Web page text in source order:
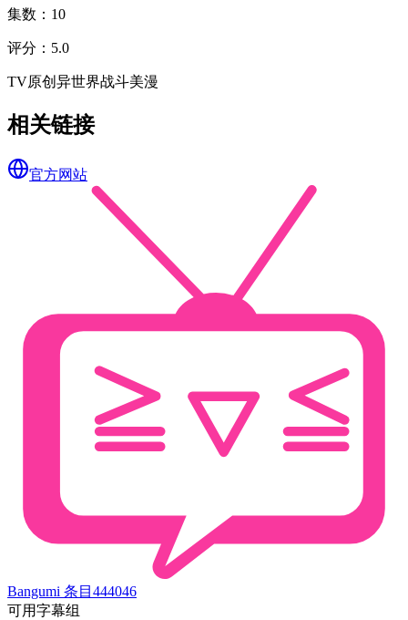
集数 ： 10
评分 ： 5.0
TV原创 异世界战斗美漫
相关链接
官方网站
Bangumi 条目 444046
可用字幕组